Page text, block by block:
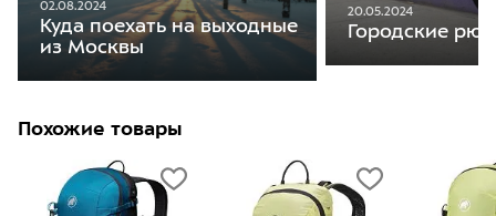
02.08.2024
Куда поехать на выходные
из Москвы
20.05.2024
Городские
Похожие товары